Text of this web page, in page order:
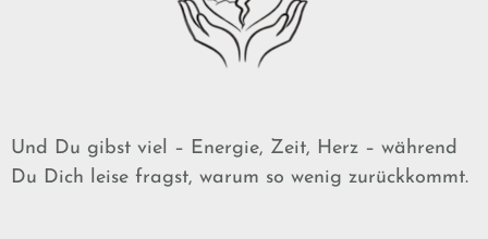
Und Du gibst viel – Energie, Zeit, Herz – während
Du Dich leise fragst, warum so wenig zurückkommt.